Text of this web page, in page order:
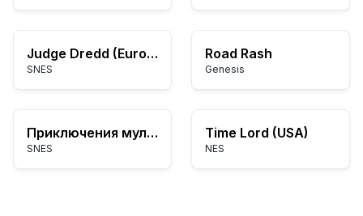
Judge Dredd (Europe)
SNES
Road Rash
Genesis
Приключения мультяшек: Бастер выпускает на волю!
SNES
Time Lord (USA)
NES